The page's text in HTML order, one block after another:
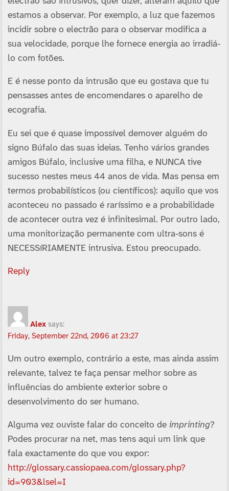
estamos a observar. Por exemplo, a luz que fazemos
incidir sobre o electrão para o observar modifica a
sua velocidade, porque lhe fornece energia ao irradiá-
lo com fotões.
E é nesse ponto da intrusão que eu gostava que tu
pensasses antes de encomendares o aparelho de
ecografia.
Eu sei que é quase impossí­vel demover alguém do
signo Búfalo das suas ideias. Tenho vários grandes
amigos Búfalo, inclusive uma filha, e NUNCA tive
sucesso nestes meus 44 anos de vida. Mas pensa em
termos probabilí­sticos (ou cientí­ficos): aquilo que vos
aconteceu no passado é rarí­ssimo e a probabilidade
de acontecer outra vez é infinitesimal. Por outro lado,
uma monitorização permanente com ultra-sons é
NECESSíRIAMENTE intrusiva. Estou preocupado.
Reply
Alex says:
Friday, September 22nd, 2006 at 23:27
Um outro exemplo, contrário a este, mas ainda assim
relevante, talvez te faça pensar melhor sobre as
influências do ambiente exterior sobre o
desenvolvimento do ser humano.
Alguma vez ouviste falar do conceito de imprinting?
Podes procurar na net, mas tens aqui um link que
fala exactamente do que vou expor:
http://glossary.cassiopaea.com/glossary.php?
id=903&lsel=I